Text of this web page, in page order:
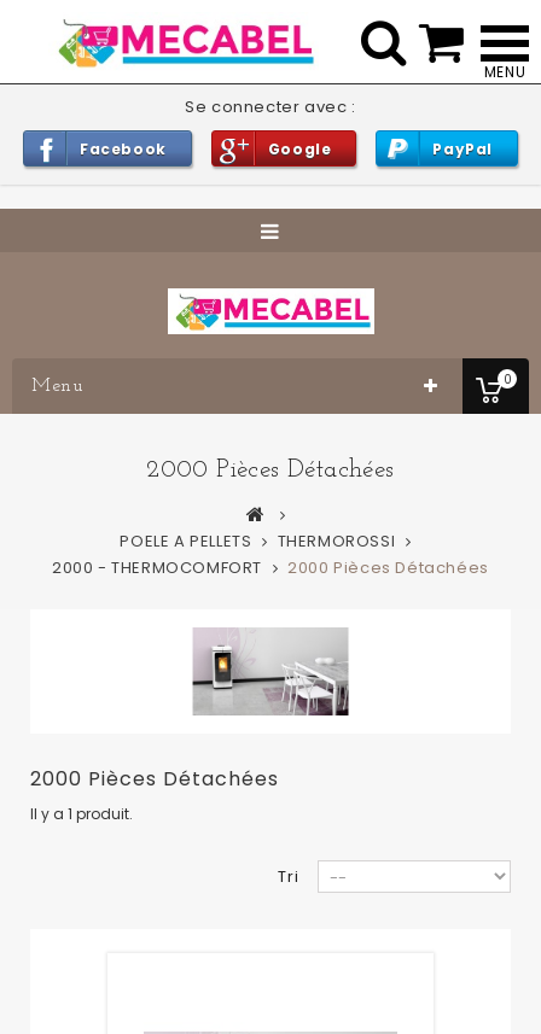
Se connecter avec :
Facebook Google PayPal
0
Menu
2000 Pièces Détachées
POELE A PELLETS
THERMOROSSI
2000 - THERMOCOMFORT
2000 Pièces Détachées
2000 Pièces Détachées
Il y a 1 produit.
Tri
 